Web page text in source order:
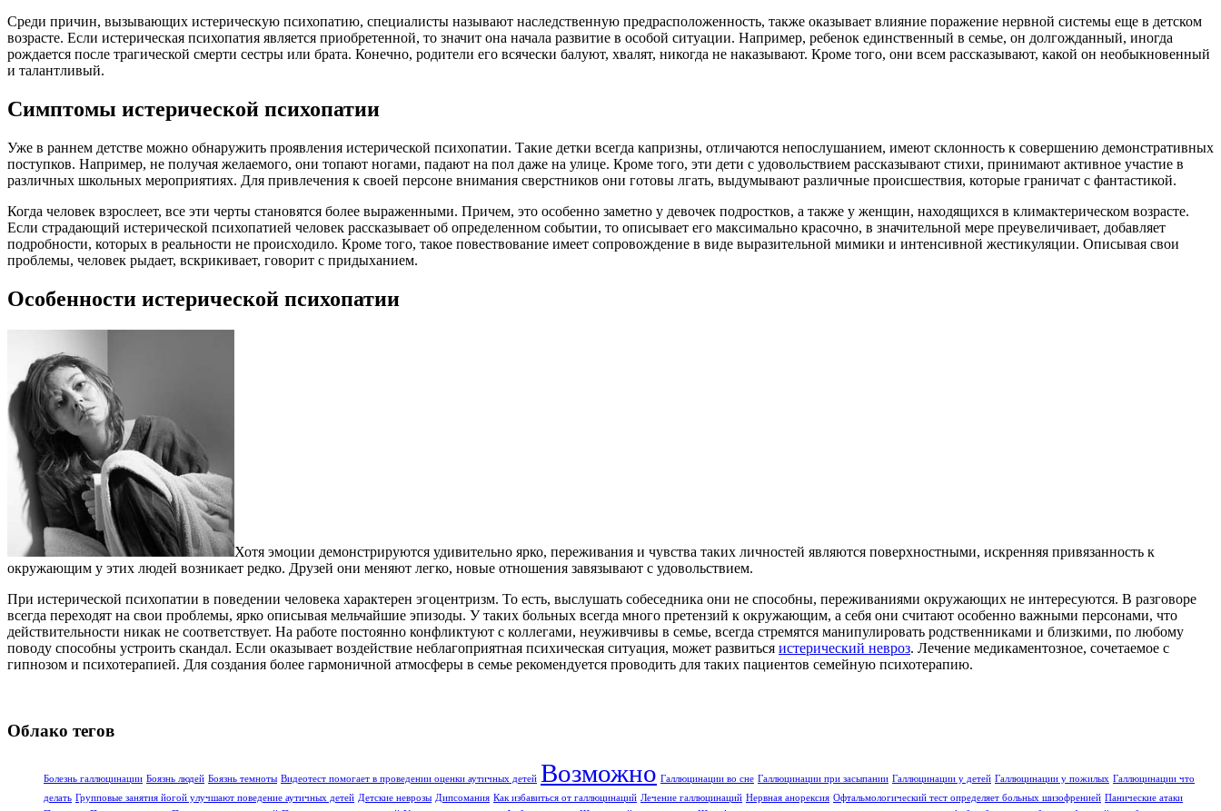
Среди причин, вызывающих истерическую психопатию, специалисты называют наследственную предрасположенность, также оказывает влияние поражение нервной системы еще в детском
возрасте. Если истерическая психопатия является приобретенной, то значит она начала развитие в особой ситуации. Например, ребенок единственный в семье, он долгожданный, иногда
рождается после трагической смерти сестры или брата. Конечно, родители его всячески балуют, хвалят, никогда не наказывают. Кроме того, они всем рассказывают, какой он необыкновенный
и талантливый.
Симптомы истерической психопатии
Уже в раннем детстве можно обнаружить проявления истерической психопатии. Такие детки всегда капризны, отличаются непослушанием, имеют склонность к совершению демонстративных
поступков. Например, не получая желаемого, они топают ногами, падают на пол даже на улице. Кроме того, эти дети с удовольствием рассказывают стихи, принимают активное участие в
различных школьных мероприятиях. Для привлечения к своей персоне внимания сверстников они готовы лгать, выдумывают различные происшествия, которые граничат с фантастикой.
Когда человек взрослеет, все эти черты становятся более выраженными. Причем, это особенно заметно у девочек подростков, а также у женщин, находящихся в климактерическом возрасте.
Если страдающий истерической психопатией человек рассказывает об определенном событии, то описывает его максимально красочно, в значительной мере преувеличивает, добавляет
подробности, которых в реальности не происходило. Кроме того, такое повествование имеет сопровождение в виде выразительной мимики и интенсивной жестикуляции. Описывая свои
проблемы, человек рыдает, вскрикивает, говорит с придыханием.
Особенности истерической психопатии
Хотя эмоции демонстрируются удивительно ярко, переживания и чувства таких личностей являются поверхностными, искренняя привязанность к
окружающим у этих людей возникает редко. Друзей они меняют легко, новые отношения завязывают с удовольствием.
При истерической психопатии в поведении человека характерен эгоцентризм. То есть, выслушать собеседника они не способны, переживаниями окружающих не интересуются. В разговоре
всегда переходят на свои проблемы, ярко описывая мельчайшие эпизоды. У таких больных всегда много претензий к окружающим, а себя они считают особенно важными персонами, что
действительности никак не соответствует. На работе постоянно конфликтуют с коллегами, неуживчивы в семье, всегда стремятся манипулировать родственниками и близкими, по любому
поводу способны устроить скандал. Если оказывает воздействие неблагоприятная психическая ситуация, может развиться истерический невроз. Лечение медикаментозное, сочетаемое с
гипнозом и психотерапией. Для создания более гармоничной атмосферы в семье рекомендуется проводить для таких пациентов семейную психотерапию.
Облако тегов
Болезнь галлюцинации Боязнь людей Боязнь темноты Видеотест помогает в проведении оценки аутичных детей Возможно Галлюцинации во сне Галлюцинации при засыпании Галлюцинации у детей Галлюцинации у пожилых Галлюцинации что
делать Групповые занятия йогой улучшают поведение аутичных детей Детские неврозы Дипсомания Как избавиться от галлюцинаций Лечение галлюцинаций Нервная анорексия Офтальмологический тест определяет больных шизофренией Панические атаки